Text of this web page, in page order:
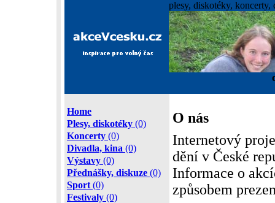
plesy, diskotéky,
Home
Plesy, diskotéky (0)
Koncerty (0)
Divadla, kina (0)
Výstavy (0)
Přednášky, diskuze (0)
Sport (0)
Festivaly (0)
O nás
Internetový
dění v České
Informace o
způsobem